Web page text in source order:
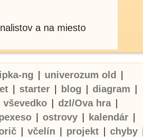
a na miesto
lipka-ng univerozum old
starter blog diagram
vševedko dzI/Ova hra
ostrovy kalendár
včelín projekt chyby